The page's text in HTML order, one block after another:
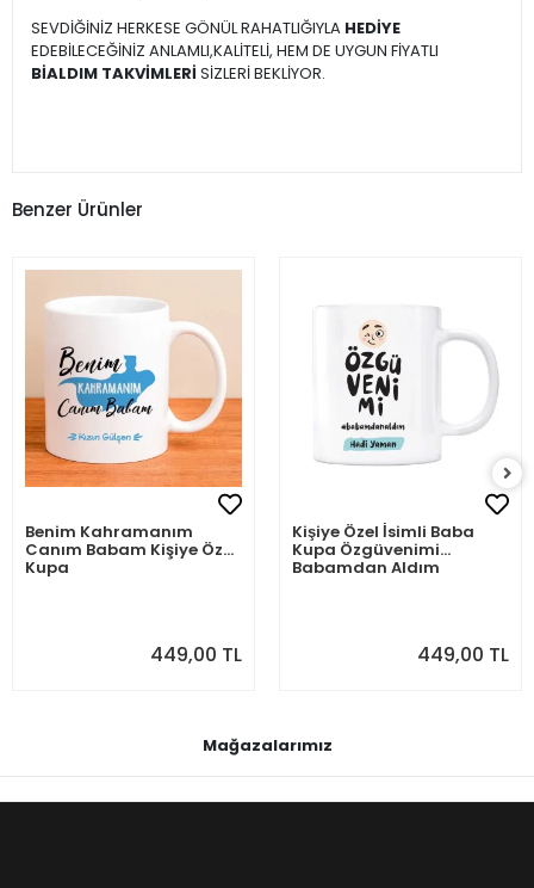
SEVDİĞİNİZ HERKESE GÖNÜL RAHATLIĞIYLA HEDİYE
EDEBİLECEĞİNİZ ANLAMLI,KALİTELİ, HEM DE UYGUN FİYATLI
BİALDIM TAKVİMLERİ SİZLERİ BEKLİYOR.
Benzer Ürünler
Benim Kahramanım
Canım Babam Kişiye Özel
Kupa
449,00 TL
Kişiye Özel İsimli Baba
Kupa Özgüvenimi
Babamdan Aldım
449,00 TL
Mağazalarımız